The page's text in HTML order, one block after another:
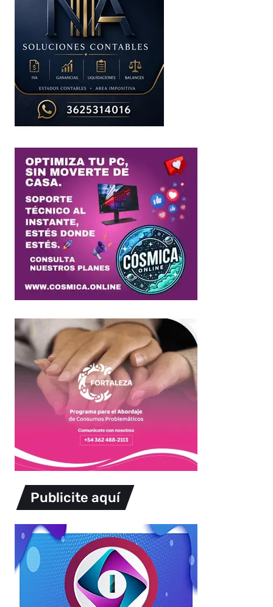
Publicite aquí